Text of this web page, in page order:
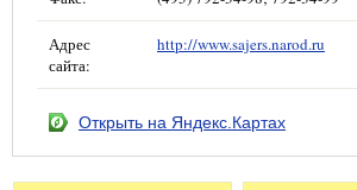
Адрес
сайта:
http://www.sajers.narod.ru
Открыть на Яндекс.Картах